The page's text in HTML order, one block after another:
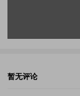
暂无评论